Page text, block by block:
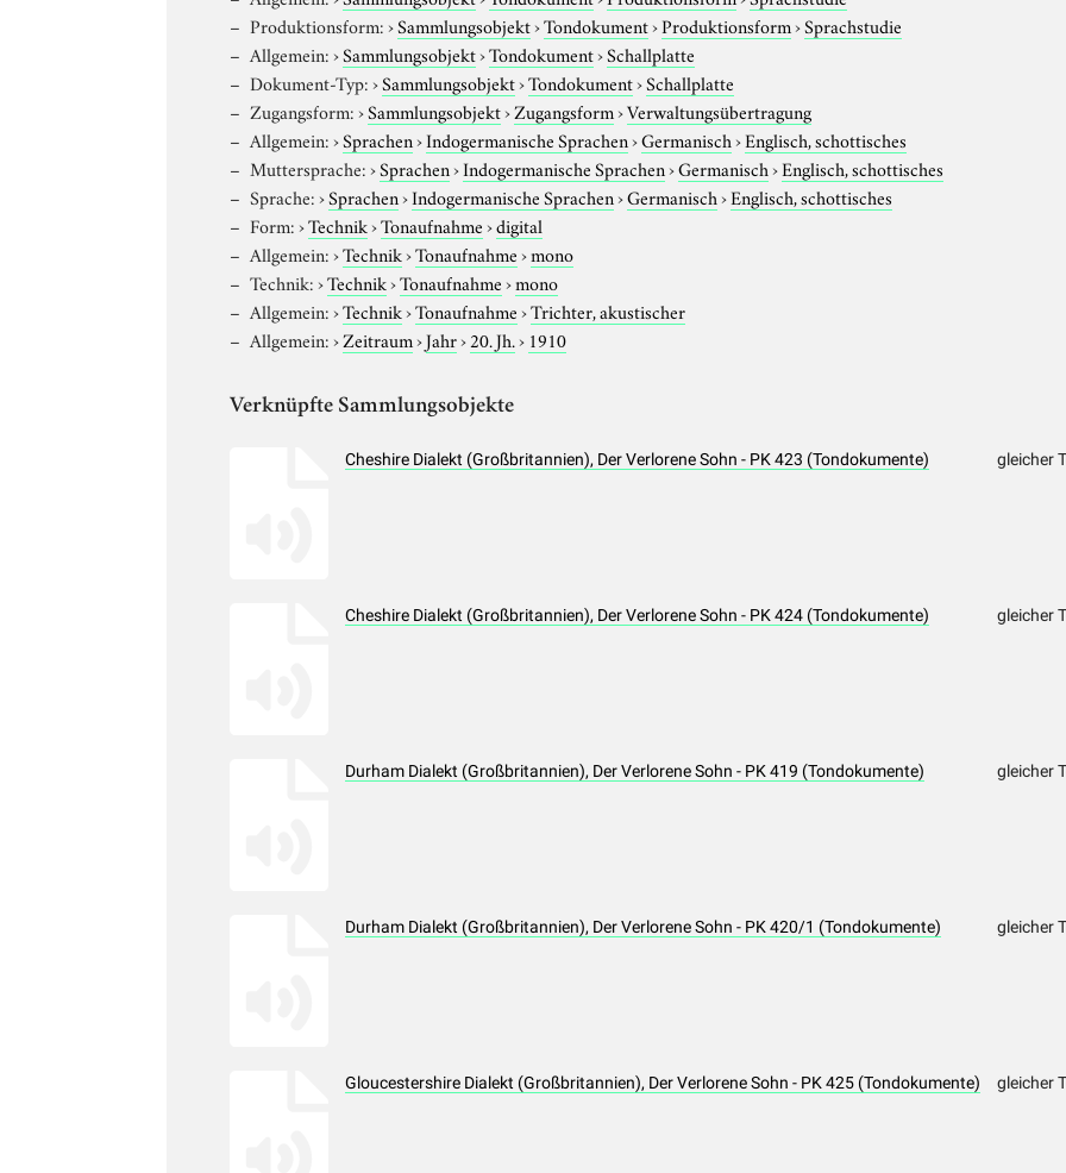
Produktionsform:›Sammlungsobjekt›Tondokument›Produktionsform›Sprachstudie
Allgemein:›Sammlungsobjekt›Tondokument›Schallplatte
Dokument-Typ:›Sammlungsobjekt›Tondokument›Schallplatte
Zugangsform:›Sammlungsobjekt›Zugangsform›Verwaltungsübertragung
Allgemein:›Sprachen›Indogermanische Sprachen›Germanisch›Englisch, schottisches
Muttersprache:›Sprachen›Indogermanische Sprachen›Germanisch›Englisch, schottisches
Sprache:›Sprachen›Indogermanische Sprachen›Germanisch›Englisch, schottisches
Form:›Technik›Tonaufnahme›digital
Allgemein:›Technik›Tonaufnahme›mono
Technik:›Technik›Tonaufnahme›mono
Allgemein:›Technik›Tonaufnahme›Trichter, akustischer
Allgemein:›Zeitraum›Jahr›20. Jh.› 1910
Verknüpfte Sammlungsobjekte
Cheshire Dialekt (Großbritannien), Der Verlorene Sohn - PK 423 (Tondokumente) gleicher
Cheshire Dialekt (Großbritannien), Der Verlorene Sohn - PK 424 (Tondokumente) gleicher
Durham Dialekt (Großbritannien), Der Verlorene Sohn - PK 419 (Tondokumente) gleicher
Durham Dialekt (Großbritannien), Der Verlorene Sohn - PK 420/1 (Tondokumente) gleicher
Gloucestershire Dialekt (Großbritannien), Der Verlorene Sohn - PK 425 (Tondokumente) gleicher